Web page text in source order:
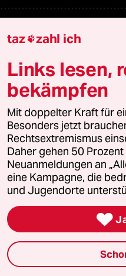
team zukunft
taz frisch
taz zahl ich
taz lab Infobrief
Veranstaltungen
Demnächst
Vor Ort
taz zahl ich
Links lesen,
bekämpfen
Mit doppelter Kraft für
Besonders jetzt
Rechtsextremismus
Daher gehen 50
Neuanmeldungen an
eine Kampagne, die
und Jugendorte
